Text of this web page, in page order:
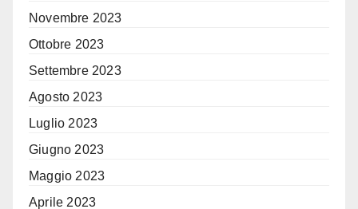
Novembre 2023
Ottobre 2023
Settembre 2023
Agosto 2023
Luglio 2023
Giugno 2023
Maggio 2023
Aprile 2023